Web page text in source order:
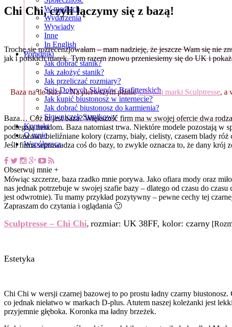
W mediach
Wydarzenia
Wywiady
Inne
In English
Poradniki
Jak dobrać stanik?
Jak założyć stanik?
Jak przeliczać rozmiary?
Spis Dobrych Sklepów Brafitterskich
Jak kupić biustonosz w internecie?
Jak dobrać biustonosz do karmienia?
Słowniczek Stanikowy
Kontakt
O mnie
Współpraca
Obserwuj mnie +
Chi Chi, czyli łączymy się z bazą!
Trochę się rozrecenzjowałam – mam nadzieję, że jeszcze Wam się
jak i polskich marek. Tym razem znowu przeniesiemy się do UK i
Baza na tle bazy – Na pierwszym planieChi Chi marki Sculptresse, a
Baza… Cóż to jest baza? Większość firm ma w swojej ofercie dwa
podlegają trendom. Baza natomiast trwa. Niektóre modele pozostają w
podstawowe bieliźniane kolory (czarny, biały, cielisty, czasem blady
Jeśli firma wprowadza coś do bazy, to zwykle oznacza to, że dany krój
Mówiąc szczerze, baza rzadko mnie porywa. Jako ofiara mody oraz
nas jednak potrzebuje w swojej szafie bazy – dlatego od czasu do
jest odwrotnie). Tu mamy przykład pozytywny – pewne cechy tej
Zapraszam do czytania i oglądania 🙂
Sculptresse – Chi Chi, rozmiar: UK 38FF, kolor: czarny
Estetyka
Chi Chi w wersji czarnej bazowej to po prostu ładny czarny
co jednak niełatwo w markach D-plus. Atutem naszej koleżanki jest
przyjemnie głęboka. Koronka ma ładny brzeżek.